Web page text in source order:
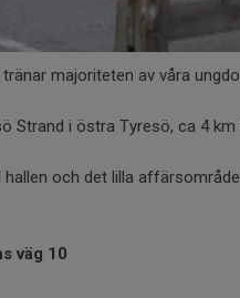
tränar majoriteten av våra
Strand i östra Tyresö, ca 4
hallen och det lilla
väg 10